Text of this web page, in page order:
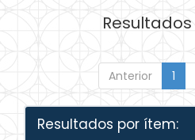
Resultados
Anterior 1
Resultados por ítem: